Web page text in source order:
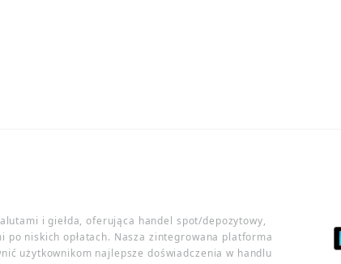
i giełda, oferująca handel spot/depozytowy,
niskich opłatach. Nasza zintegrowana platforma
użytkownikom najlepsze doświadczenia w handlu